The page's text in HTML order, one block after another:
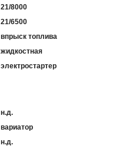
21/8000
21/6500
впрыск топлива
жидкостная
электростартер
н.д.
вариатор
н.д.